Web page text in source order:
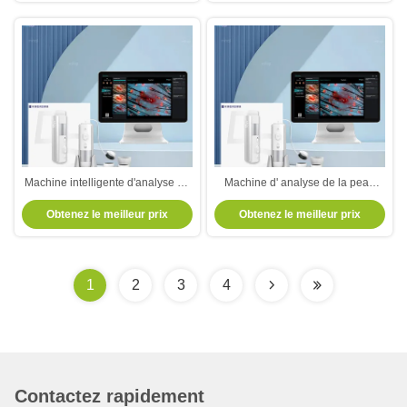
Machine intelligente d'analyse de
la peau et des cheveux Traitement
multifonctionnel de la tête
Obtenez le meilleur prix
Machine d' analyse de la peau
pour soins capillaires de niveau
médical avec analyse intelligente
Obtenez le meilleur prix
1 2 3 4
Contactez rapidement